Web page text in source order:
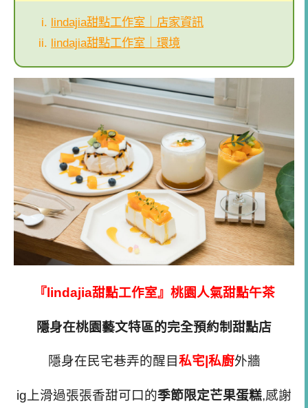
lindajia甜點工作室｜店家資訊
lindajia甜點工作室｜環境
『lindajia甜點工作室』桃園人氣甜點午茶
隱身在桃園藝文特區的完全預約制甜點店
隱身在民宅巷弄的醒目私宅|私廚外牆
ig上滑過張張香甜可口的季節限定芒果蛋糕,感謝